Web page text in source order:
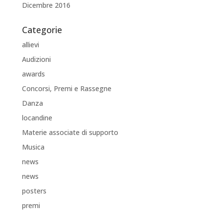
Dicembre 2016
Categorie
allievi
Audizioni
awards
Concorsi, Premi e Rassegne
Danza
locandine
Materie associate di supporto
Musica
news
news
posters
premi